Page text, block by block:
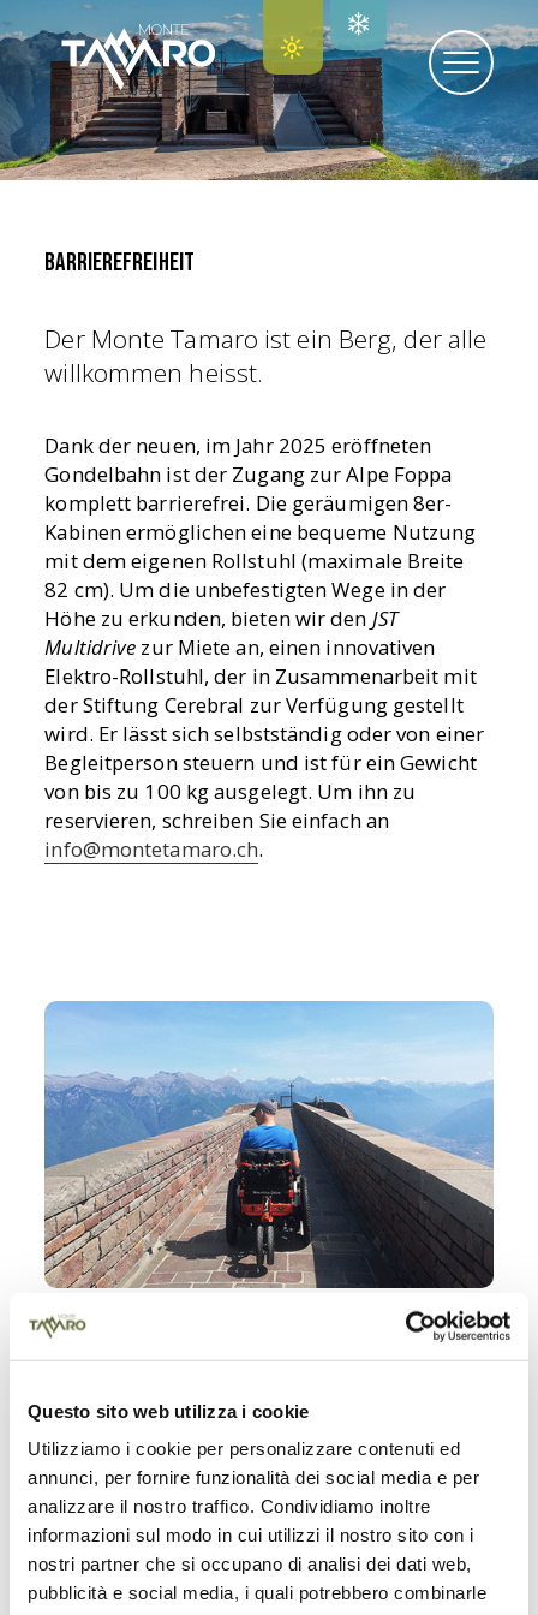
Questo sito web utilizza i cookie
Utilizziamo i cookie per personalizzare contenuti ed
annunci, per fornire funzionalità dei social media e per
analizzare il nostro traffico. Condividiamo inoltre
informazioni sul modo in cui utilizzi il nostro sito con i
nostri partner che si occupano di analisi dei dati web,
pubblicità e social media, i quali potrebbero combinarle
BARRIEREFREIHEIT
Der Monte Tamaro ist ein Berg, der alle
willkommen heisst.
Dank der neuen, im Jahr 2025 eröffneten
Gondelbahn ist der Zugang zur Alpe Foppa
komplett barrierefrei. Die geräumigen 8er-
Kabinen ermöglichen eine bequeme Nutzung
mit dem eigenen Rollstuhl (maximale Breite
82 cm). Um die unbefestigten Wege in der
Höhe zu erkunden, bieten wir den JST
Multidrive zur Miete an, einen innovativen
Elektro-Rollstuhl, der in Zusammenarbeit mit
der Stiftung Cerebral zur Verfügung gestellt
wird. Er lässt sich selbstständig oder von einer
Begleitperson steuern und ist für ein Gewicht
von bis zu 100 kg ausgelegt. Um ihn zu
reservieren, schreiben Sie einfach an
info@montetamaro.ch.
Vermietung Geländegängiger Elektrorollstuhl
Halber Tag CHF 10.00
Ganzer Tag CHF 15.00
Die Bezahlung der Miete erfolgt vor Ort an der
Kasse der Talstation der Gondelbahn. Der
Rollstuhl wird Ihnen an der Bergstation der
Alpe Foppa ausgehändigt.